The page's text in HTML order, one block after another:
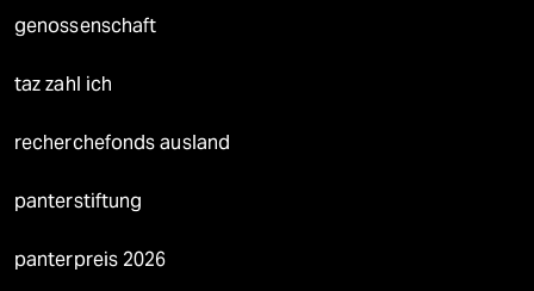
genossenschaft
taz zahl ich
recherchefonds ausland
panterstiftung
panterpreis 2026